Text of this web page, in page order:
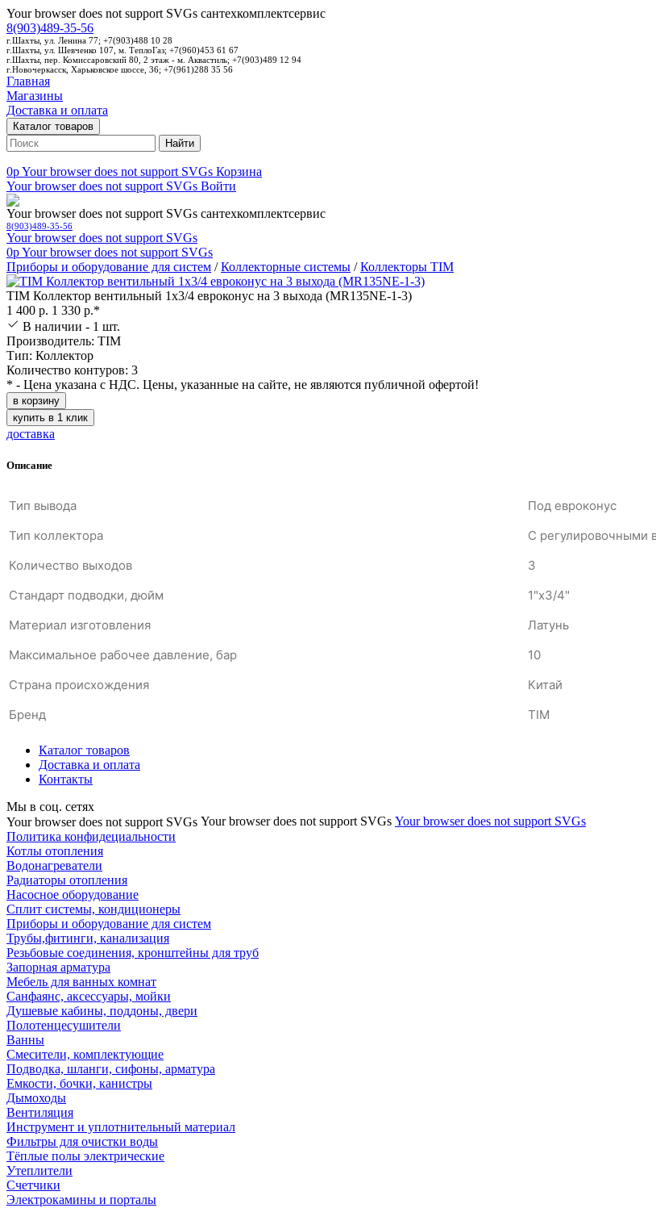
Your browser does not support SVGs сантехкомплектсервис
8(903)489-35-56
г.Шахты, ул. Ленина 77; +7(903)488 10 28
г.Шахты, ул. Шевченко 107, м. ТеплоГаз; +7(960)453 61 67
г.Шахты, пер. Комиссаровский 80, 2 этаж - м. Аквастиль; +7(903)489 12 94
г.Новочеркасск, Харьковское шоссе, 36; +7(961)288 35 56
Главная
Магазины
Доставка и оплата
Каталог товаров
Найти
0pYour browser does not support SVGs Корзина
Your browser does not support SVGs Войти
Your browser does not support SVGs сантехкомплектсервис
8(903)489-35-56
Your browser does not support SVGs
0pYour browser does not support SVGs
Приборы и оборудование для систем /Коллекторные системы /Коллекторы TIM
TIM Коллектор вентильный 1х3/4 евроконус на 3 выхода (MR135NE-1-3)
1 400 р. 1 330 р.*
В наличии - 1 шт.
Производитель: TIM
Тип: Коллектор
Количество контуров: 3
* - Цена указана с НДС. Цены, указанные на сайте, не являются публичной офертой!
в корзину
купить в 1 клик
доставка
Описание
Тип вывода
Под евроконус
Тип коллектора
С регулировочными
Количество выходов
3
Стандарт подводки, дюйм
1"х3/4"
Материал изготовления
Латунь
Максимальное рабочее давление, бар
10
Страна происхождения
Китай
Бренд
TIM
Каталог товаров
Доставка и оплата
Контакты
Мы в соц. сетях
Your browser does not support SVGs Your browser does not support SVGs Your browser does not support SVGs
Политика конфидециальности
Котлы отопления
Водонагреватели
Радиаторы отопления
Насосное оборудование
Сплит системы, кондиционеры
Приборы и оборудование для систем
Трубы,фитинги, канализация
Резьбовые соединения, кронштейны для труб
Запорная арматура
Мебель для ванных комнат
Санфаянс, аксессуары, мойки
Душевые кабины, поддоны, двери
Полотенцесушители
Ванны
Смесители, комплектующие
Подводка, шланги, сифоны, арматура
Емкости, бочки, канистры
Дымоходы
Вентиляция
Инструмент и уплотнительный материал
Фильтры для очистки воды
Тёплые полы электрические
Утеплители
Счетчики
Электрокамины и порталы